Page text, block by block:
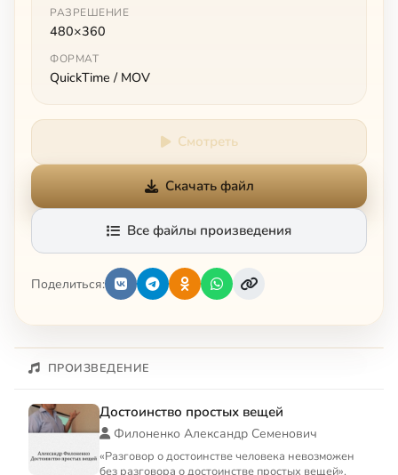
РАЗРЕШЕНИЕ
480×360
ФОРМАТ
QuickTime / MOV
Смотреть
Скачать файл
Все файлы произведения
Поделиться:
ПРОИЗВЕДЕНИЕ
Достоинство простых вещей
Филоненко Александр Семенович
«Разговор о достоинстве человека невозможен
без разговора о достоинстве простых вещей».